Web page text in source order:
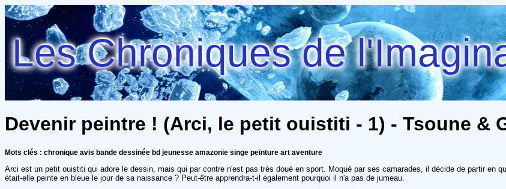
Les Chroniques de
Devenir peintre ! (Arci, le petit ouistiti - 1) - Tsoune &
Mots clés : chronique avis bande dessinée bd jeunesse amazonie singe peinture art aventure
Arci est un petit ouistiti qui adore le dessin, mais qui par contre n'est pas très doué en sport. Moqué par ses camarades, il décide de partir en
était-elle peinte en bleue le jour de sa naissance ? Peut-être apprendra-t-il également pourquoi il n'a pas de jumeau.